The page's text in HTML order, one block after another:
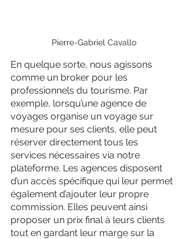
Pierre-Gabriel Cavallo
En quelque sorte, nous agissons
comme un broker pour les
professionnels du tourisme. Par
exemple, lorsqu’une agence de
voyages organise un voyage sur
mesure pour ses clients, elle peut
réserver directement tous les
services nécessaires via notre
plateforme. Les agences disposent
d’un accès spécifique qui leur permet
également d’ajouter leur propre
commission. Elles peuvent ainsi
proposer un prix final à leurs clients
tout en gardant leur marge sur la